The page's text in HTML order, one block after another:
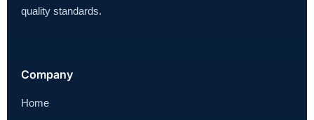
quality standards.
Company
Home